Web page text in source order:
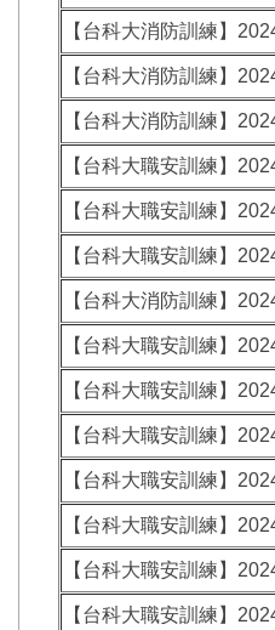
【台科大消防訓練】
【台科大消防訓練】
【台科大消防訓練】
【台科大職安訓練】
【台科大職安訓練】
【台科大職安訓練】
【台科大消防訓練】
【台科大職安訓練】
【台科大職安訓練】
【台科大職安訓練】
【台科大職安訓練】
【台科大職安訓練】
【台科大職安訓練】
【台科大職安訓練】